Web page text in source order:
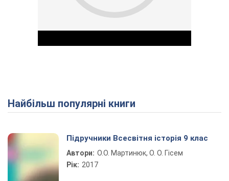
Play Video
Найбільш популярні книги
Підручники Всесвітня історія 9 клас
Автори: О.О. Мартинюк, О. О. Гісем
Рік: 2017